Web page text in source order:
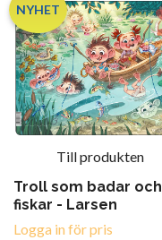
NYHET
Till produkten
Troll som badar och
fiskar - Larsen
Logga in för pris